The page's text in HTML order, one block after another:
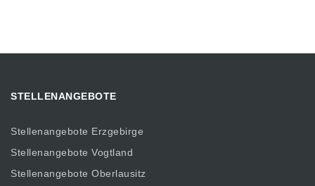
STELLENANGEBOTE
Stellenangebote Erzgebirge
Stellenangebote Vogtland
Stellenangebote Oberlausitz